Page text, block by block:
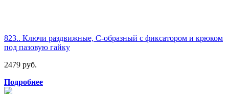
823.. Ключи раздвижные, С-образный с фиксатором и крюком
под пазовую гайку
2479 руб.
Подробнее